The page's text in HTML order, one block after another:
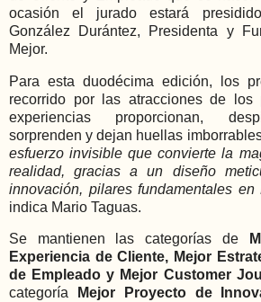
ocasión el jurado estará
González Durántez, Presidenta y
Mejor.
Para esta duodécima edición, los
recorrido por las atracciones de los
experiencias proporcionan,
sorprenden y dejan huellas
esfuerzo invisible que convierte la
realidad, gracias a un diseño
innovación, pilares fundamentales en
indica Mario Taguas.
Se mantienen las categorías de
Experiencia de Cliente, Mejor
de Empleado y Mejor Customer
categoría
Mejor Proyecto de